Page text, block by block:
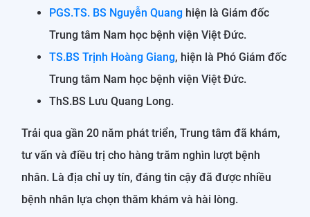
PGS.TS. BS Nguyễn Quang hiện là Giám đốc
Trung tâm Nam học bệnh viện Việt Đức.
TS.BS Trịnh Hoàng Giang, hiện là Phó Giám đốc
Trung tâm Nam học bệnh viện Việt Đức.
ThS.BS Lưu Quang Long.
Trải qua gần 20 năm phát triển, Trung tâm đã khám,
tư vấn và điều trị cho hàng trăm nghìn lượt bệnh
nhân. Là địa chỉ uy tín, đáng tin cậy đã được nhiều
bệnh nhân lựa chọn thăm khám và hài lòng.